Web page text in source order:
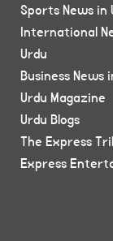
Sports News in
International
Urdu
Business News
Urdu Magazine
Urdu Blogs
The Express
Express